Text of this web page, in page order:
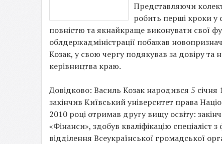
Представляючи
робить перші кроки у
повністю та якнайкраще виконувати свої
облдержадміністрації побажав
Козак, у свою чергу подякував за довіру та
керівництва краю.
Довідково: Василь Козак народився 5
закінчив Київський університет права
2010 році отримав другу вищу освіту:
«Фінанси», здобув кваліфікацію
відділення Всеукраїнської громадської